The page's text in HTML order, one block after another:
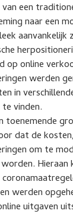
een
naar een
aanvankelijk
op online
werden
in
vinden.
toenemende
dat de
om te
werden
uitgaven